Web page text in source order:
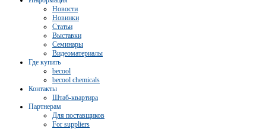
Новости
Новинки
Статьи
Выставки
Семинары
Видеоматериалы
Где купить
becool
becool chemicals
Контакты
Штаб-квартира
Партнерам
Для поставщиков
For suppliers